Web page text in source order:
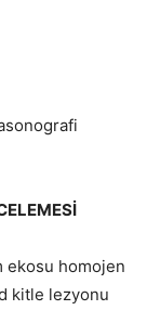
ekosu homojen
kitle lezyonu